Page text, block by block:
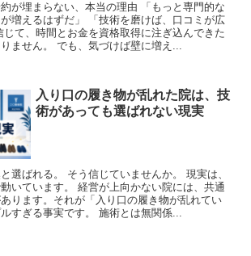
が埋まらない、本当の理由 「もっと専門的な
増えるはずだ」 「技術を磨けば、口コミが広
て、時間とお金を資格取得に注ぎ込んできた
ません。 でも、気づけば壁に増え...
入り口の履き物が乱れた院は、技
術があっても選ばれない現実
選ばれる。 そう信じていませんか。 現実は、
いています。 経営が上向かない院には、共通
ります。それが「入り口の履き物が乱れてい
すぎる事実です。 施術とは無関係...